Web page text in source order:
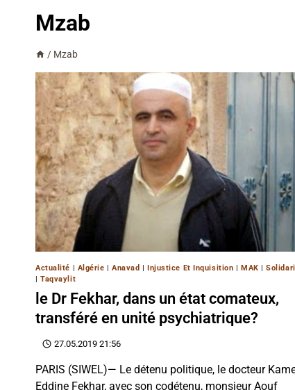
Mzab
/ Mzab
Actualité Algérie |Anavad Injustice Et Inquisition MAK |
|Taqvaylit
le Dr Fekhar, dans un état comateux,
transféré en unité psychiatrique?
27.05.2019 21:56
PARIS (SIWEL)— Le détenu politique, le docteur
Eddine Fekhar, avec son codétenu, monsieur Aouf